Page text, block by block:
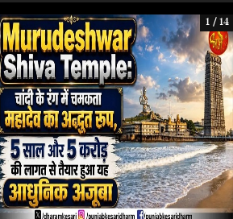
1 / 14